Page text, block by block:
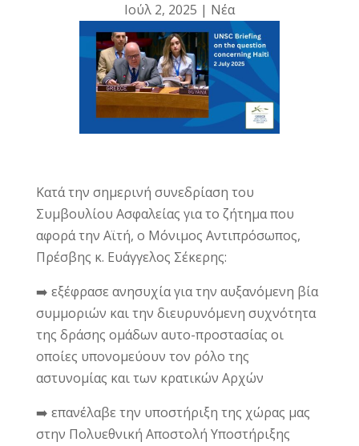
Ιούλ 2, 2025 | Νέα
Κατά την σημερινή συνεδρίαση του
Συμβουλίου Ασφαλείας για το ζήτημα που
αφορά την Αϊτή, ο Μόνιμος Αντιπρόσωπος,
Πρέσβης κ. Ευάγγελος Σέκερης:
➡️ εξέφρασε ανησυχία για την αυξανόμενη βία
συμμοριών και την διευρυνόμενη συχνότητα
της δράσης ομάδων αυτο-προστασίας οι
οποίες υπονομεύουν τον ρόλο της
αστυνομίας και των κρατικών Αρχών
➡️ επανέλαβε την υποστήριξη της χώρας μας
στην Πολυεθνική Αποστολή Υποστήριξης